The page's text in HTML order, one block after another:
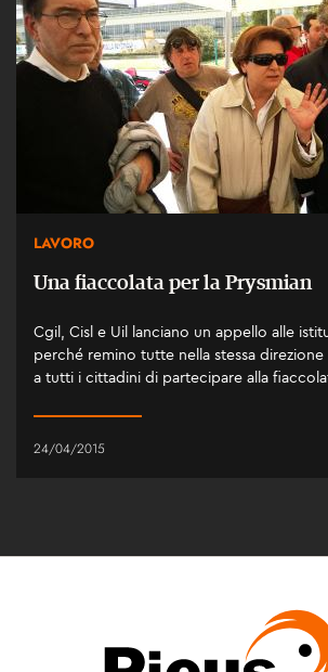
LAVORO
Una fiaccolata per la Prysmian
Cgil, Cisl e Uil lanciano un appello alle
perché remino tutte nella stessa
a tutti i cittadini di partecipare alla
24/04/2015